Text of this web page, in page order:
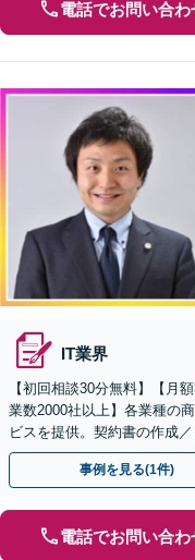
電話でお問い合わ
IT業界
【初回相談30分無料】【月
業数2000社以上】各業種の
ビスを提供。契約書の作成
的財産等、お任せください
事例を見る(1件)
電話でお問い合わ